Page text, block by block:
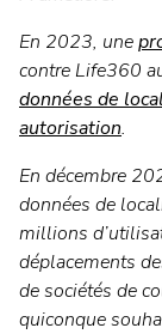
En 2023, une
contre Life360
données de
autorisation.
En décembre
données de
millions
déplacements
de sociétés de
quiconque